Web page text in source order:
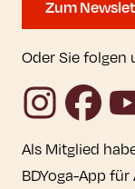
Zum
Oder Sie folgen
InstagramFacebook
Als Mitglied
BDYoga-App